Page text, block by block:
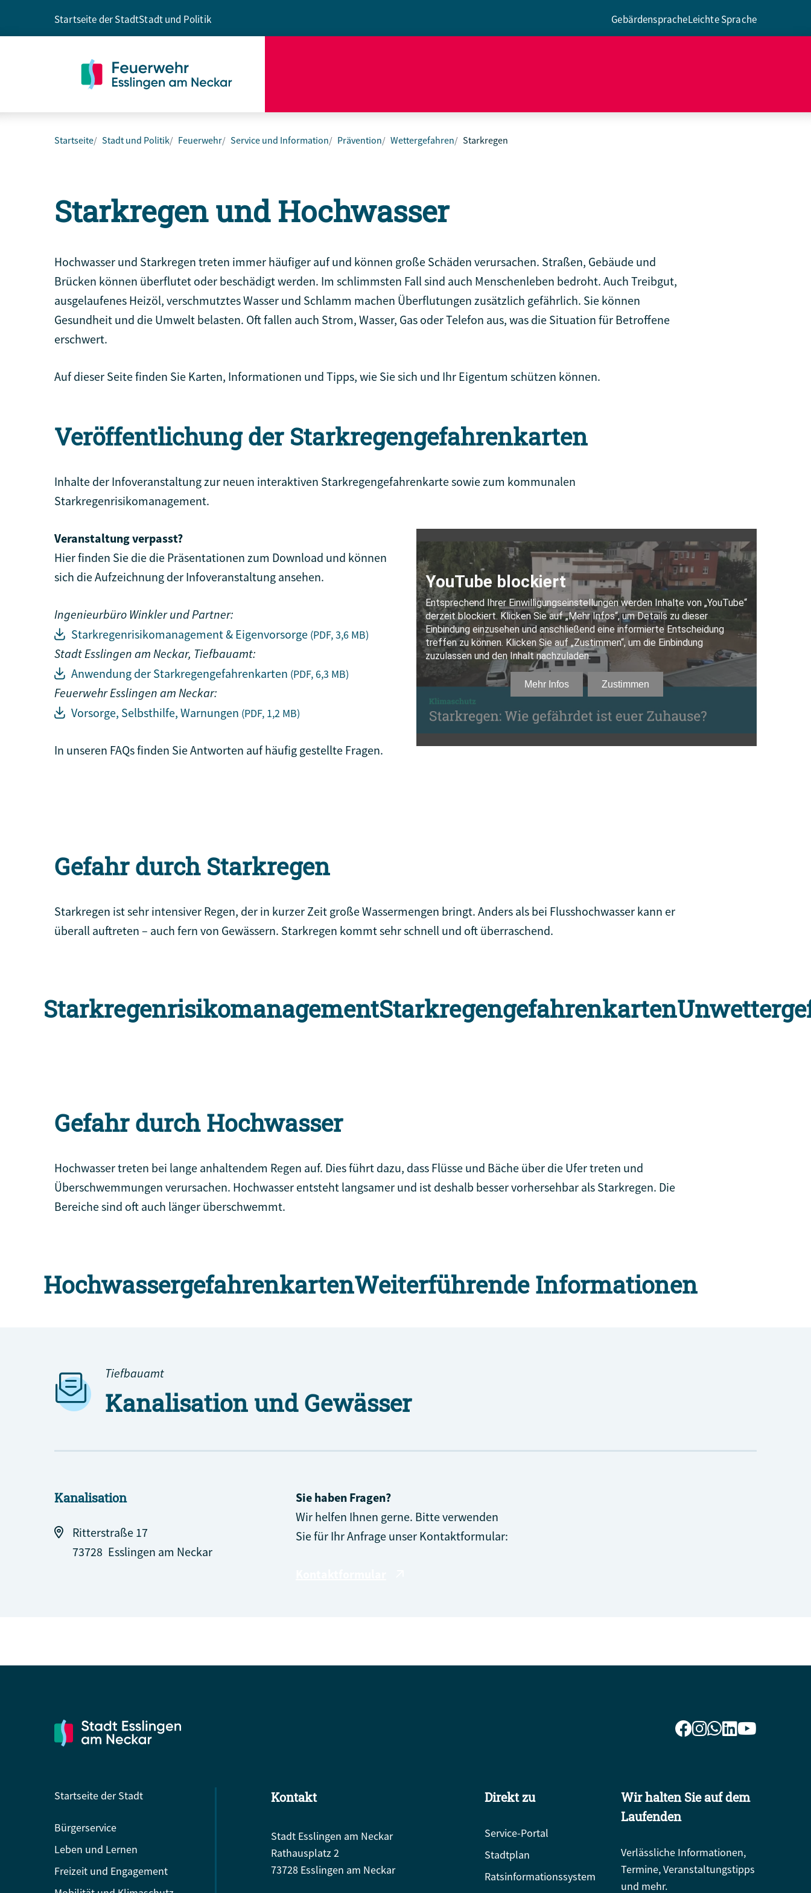
Startseite der StadtStadt und Politik GebärdenspracheLeichte Sprache
Startseite Stadt und Politik Feuerwehr Service und Information Prävention Wettergefahren Starkregen
Starkregen und Hochwasser
Hochwasser und Starkregen treten immer häufiger auf und können große Schäden verursachen. Straßen, Gebäude und
Brücken können überflutet oder beschädigt werden. Im schlimmsten Fall sind auch Menschenleben bedroht. Auch Treibgut,
ausgelaufenes Heizöl, verschmutztes Wasser und Schlamm machen Überflutungen zusätzlich gefährlich. Sie können
Gesundheit und die Umwelt belasten. Oft fallen auch Strom, Wasser, Gas oder Telefon aus, was die Situation für Betroffene
erschwert.
Auf dieser Seite finden Sie Karten, Informationen und Tipps, wie Sie sich und Ihr Eigentum schützen können.
Veröffentlichung der Starkregengefahrenkarten
Inhalte der Infoveranstaltung zur neuen interaktiven Starkregengefahrenkarte sowie zum kommunalen
Starkregenrisikomanagement.
Veranstaltung verpasst?
Hier finden Sie die die Präsentationen zum Download und können
sich die Aufzeichnung der Infoveranstaltung ansehen.
Ingenieurbüro Winkler und Partner:
Starkregenrisikomanagement & Eigenvorsorge (PDF, 3,6 MB)
Stadt Esslingen am Neckar, Tiefbauamt:
Anwendung der Starkregengefahrenkarten (PDF, 6,3 MB)
Feuerwehr Esslingen am Neckar:
Vorsorge, Selbsthilfe, Warnungen (PDF, 1,2 MB)
In unseren FAQs finden Sie Antworten auf häufig gestellte Fragen.
Gefahr durch Starkregen
Starkregen ist sehr intensiver Regen, der in kurzer Zeit große Wassermengen bringt. Anders als bei Flusshochwasser kann er
überall auftreten – auch fern von Gewässern. Starkregen kommt sehr schnell und oft überraschend.
StarkregenrisikomanagementStarkregengefahrenkarten
Gefahr durch Hochwasser
Hochwasser treten bei lange anhaltendem Regen auf. Dies führt dazu, dass Flüsse und Bäche über die Ufer treten und
Überschwemmungen verursachen. Hochwasser entsteht langsamer und ist deshalb besser vorhersehbar als Starkregen. Die
Bereiche sind oft auch länger überschwemmt.
HochwassergefahrenkartenWeiterführende Informationen
Tiefbauamt
Kanalisation und Gewässer
Kanalisation
Ritterstraße 17
73728 Esslingen am Neckar
Sie haben Fragen?
Wir helfen Ihnen gerne. Bitte verwenden
Sie für Ihr Anfrage unser Kontaktformular:
Startseite der Stadt
Bürgerservice
Leben und Lernen
Freizeit und Engagement
Kontakt
Stadt Esslingen am Neckar
Rathausplatz 2
73728 Esslingen am Neckar
Direkt zu
Service-Portal
Stadtplan
Ratsinformationssystem
Wir halten Sie auf dem
Laufenden
Verlässliche Informationen,
Termine, Veranstaltungstipps
und mehr.